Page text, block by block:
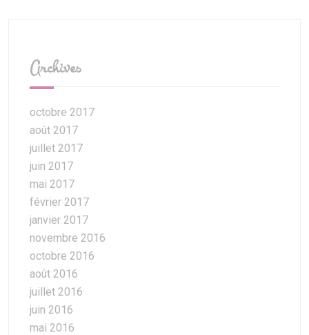
Archives
octobre 2017
août 2017
juillet 2017
juin 2017
mai 2017
février 2017
janvier 2017
novembre 2016
octobre 2016
août 2016
juillet 2016
juin 2016
mai 2016